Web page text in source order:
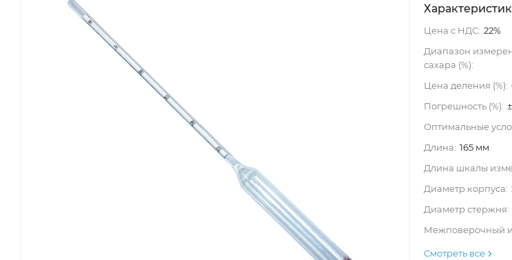
Цена с НДС: 22%
Диапазон
сахара (%):
Цена деления (%):
Погрешность (%):
Оптимальные
Длина: 165 мм
Длина шкалы
Диаметр корпуса:
Диаметр стержня:
Межповерочный
Смотреть все